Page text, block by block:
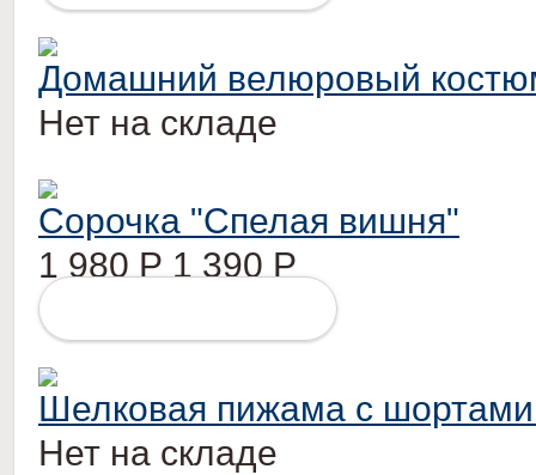
Домашний велюровый
Нет на складе
Сорочка "Спелая вишня"
1 980 Р 1 390 Р
Шелковая пижама с
Нет на складе